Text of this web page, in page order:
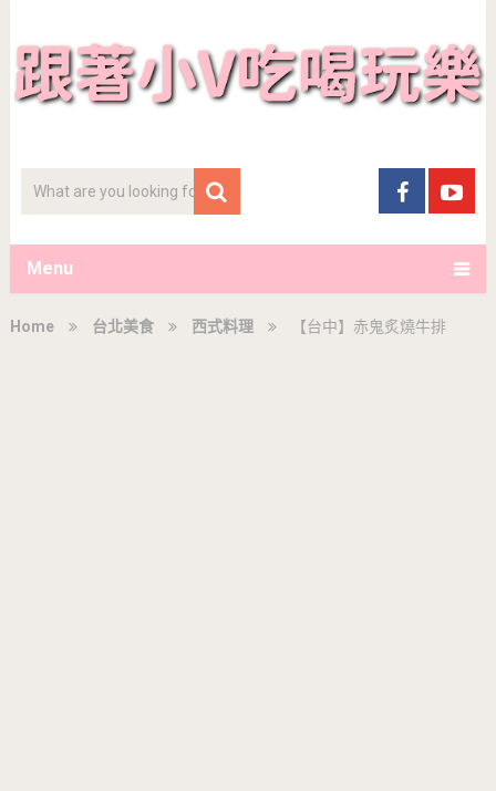
Menu
Home 台北美食 西式料理 【台中】赤鬼炙燒牛排